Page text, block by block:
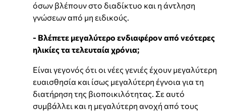
όσων βλέπουν στο διαδίκτυο και η άντληση
γνώσεων από μη ειδικούς.
- Βλέπετε μεγαλύτερο ενδιαφέρον από νεότερες
ηλικίες τα τελευταία χρόνια;
Είναι γεγονός ότι οι νέες γενιές έχουν μεγαλύτερη
ευαισθησία και ίσως μεγαλύτερη έγνοια για τη
διατήρηση της βιοποικιλότητας. Σε αυτό
συμβάλλει και η μεγαλύτερη ανοχή από τους